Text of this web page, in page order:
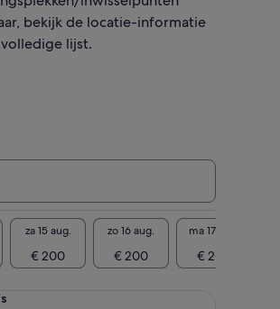
bekijk de locatie-informatie
lijst.
za 15 aug.
€ 200
zo 16 aug.
€ 200
ma 17 aug.
€ 200